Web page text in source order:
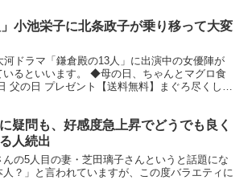
」小池栄子に北条政子が乗り移って大変
河ドラマ「鎌倉殿の13人」に出演中の女優陣が
いるといいます。 ◆母の日、ちゃんとマグロ食
父の日 プレゼント【送料無料】まぐろ尽くし福
疑問も、好感度急上昇でどうでも良く
人続出
んの5人目の妻・芝田璃子さんというと話題にな
？」と言われていますが、この度バラエティに